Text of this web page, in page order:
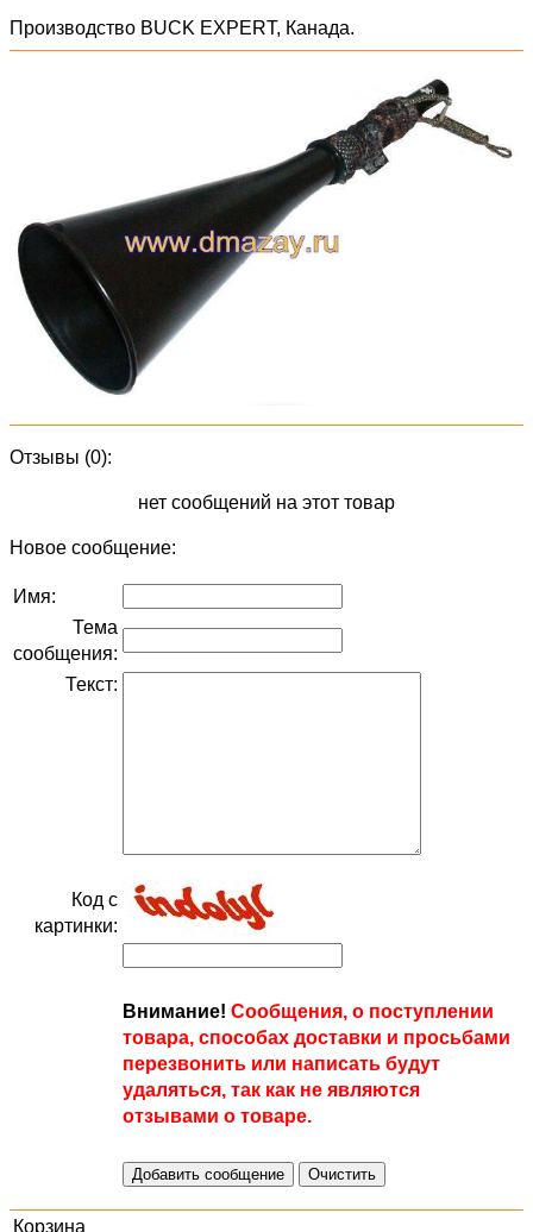
Производство BUCK EXPERT, Канада.
Отзывы (0):
нет сообщений на этот товар
Новое сообщение:
Имя:
Тема
сообщения:
Текст:
Код с
картинки:
Внимание! Сообщения, о поступлении
товара, способах доставки и просьбами
перезвонить или написать будут
удаляться, так как не являются
отзывами о товаре.
Корзина